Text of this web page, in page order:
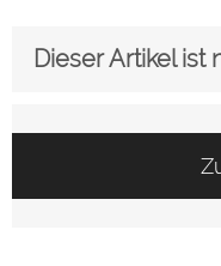
Dieser Artikel ist